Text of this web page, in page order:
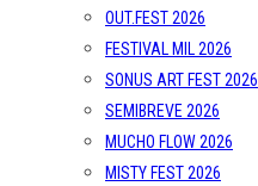
OUT.FEST 2026
FESTIVAL MIL 2026
SONUS ART FEST 2026
SEMIBREVE 2026
MUCHO FLOW 2026
MISTY FEST 2026